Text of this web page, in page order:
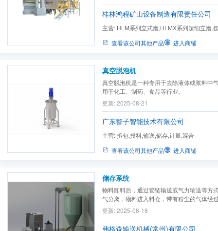
桂林鸿程矿山设备制造有限责任公司
主营: HLM系列立式磨,HLMX系列超细立磨,
查看该公司其他产品 进入商铺
真空脱泡机
真空脱泡机是一种专用于去除液体或浆料中
用于化工、制药、食品等行业。
更新: 2025-08-21
广东智子智能技术有限公司
主营:拆包,投料,输送,储存,计量,混合
查看该公司其他产品
进入商铺
储存系统
物料卸料后，通过管链输送或气力输送等方
气分离，物料进入料仓，带有粉尘的气体经
大气。
更新: 2025-08-18
弗格森输送机械(常州)有限公司